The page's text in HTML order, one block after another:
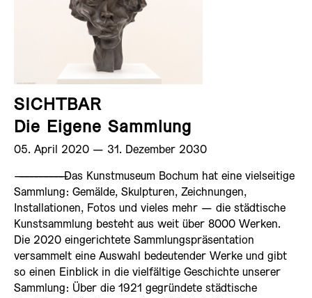
SICHTBAR
Die Eigene Sammlung
05. April 2020 ­— 31. Dezember 2030
——————————Das Kunstmuseum Bochum hat eine vielseitige
Sammlung: Gemälde, Skulpturen, Zeichnungen,
Installationen, Fotos und vieles mehr — die städtische
Kunstsammlung besteht aus weit über 8000 Werken.
Die 2020 eingerichtete Sammlungspräsentation
versammelt eine Auswahl bedeutender Werke und gibt
so einen Einblick in die vielfältige Geschichte unserer
Sammlung: Über die 1921 gegründete städtische